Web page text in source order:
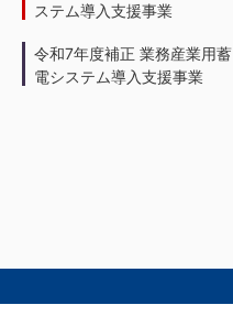
ステム導入支援事業
令和7年度補正 業務産業用蓄
電システム導入支援事業